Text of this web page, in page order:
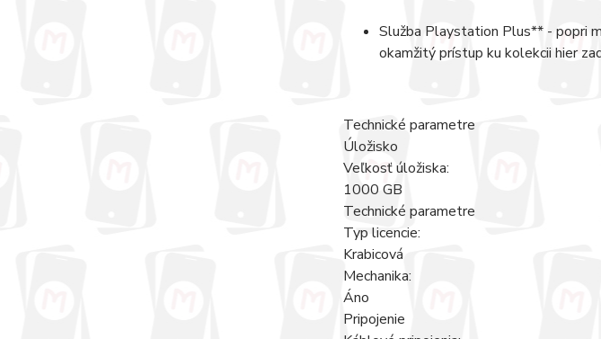
Služba Playstation Plus** - popri
okamžitý prístup ku kolekcii hier
Technické parametre
Úložisko
Veľkosť úložiska:
1000 GB
Technické parametre
Typ licencie:
Krabicová
Mechanika:
Áno
Pripojenie